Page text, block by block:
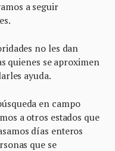
a seguir
no les dan
quienes se aproximen
ayuda.
en campo
a otros estados que
días enteros
que se